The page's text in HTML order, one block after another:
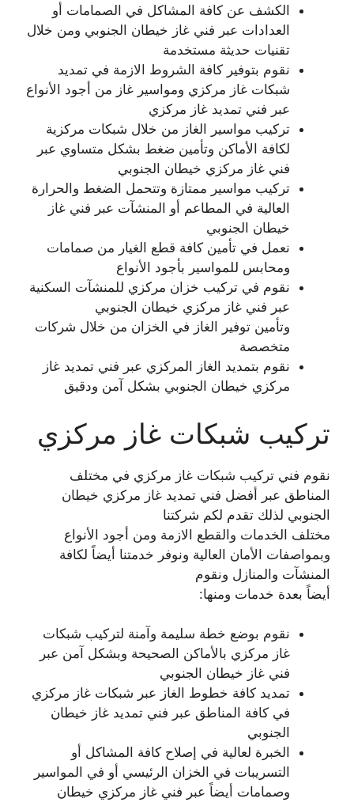
الكشف عن كافة المشاكل في الصمامات أو
العدادات عبر فني غاز خيطان الجنوبي ومن خلال
تقنيات حديثة مستخدمة
نقوم بتوفير كافة الشروط الازمة في تمديد
شبكات غاز مركزي ومواسير غاز من أجود الأنواع
عبر فني تمديد غاز مركزي
تركيب مواسير الغاز من خلال شبكات مركزية
لكافة الأماكن وتأمين ضغط بشكل متساوي عبر
فني غاز مركزي خيطان الجنوبي
تركيب مواسير ممتازة وتتحمل الضغط والحرارة
العالية في المطاعم أو المنشآت عبر فني غاز
خيطان الجنوبي
نعمل في تأمين كافة قطع الغيار من صمامات
ومحابس للمواسير بأجود الأنواع
نقوم في تركيب خزان مركزي للمنشآت السكنية
عبر فني غاز مركزي خيطان الجنوبي
وتأمين توفير الغاز في الخزان من خلال شركات
متخصصة
نقوم بتمديد الغاز المركزي عبر فني تمديد غاز
مركزي خيطان الجنوبي بشكل آمن ودقيق
تركيب شبكات غاز مركزي
نقوم فني تركيب شبكات غاز مركزي في مختلف
المناطق عبر أفضل فني تمديد غاز مركزي خيطان
الجنوبي لذلك تقدم لكم شركتنا
مختلف الخدمات والقطع الازمة ومن أجود الأنواع
وبمواصفات الأمان العالية ونوفر خدمتنا أيضاً لكافة
المنشآت والمنازل ونقوم
أيضاً بعدة خدمات ومنها:
نقوم بوضع خطة سليمة وآمنة لتركيب شبكات
غاز مركزي بالأماكن الصحيحة وبشكل آمن عبر
فني غاز خيطان الجنوبي
تمديد كافة خطوط الغاز عبر شبكات غاز مركزي
في كافة المناطق عبر فني تمديد غاز خيطان
الجنوبي
الخبرة لعالية في إصلاح كافة المشاكل أو
التسريبات في الخزان الرئيسي أو في المواسير
وصمامات أيضاً عبر فني غاز مركزي خيطان